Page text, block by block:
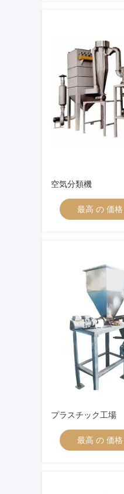
空気分類機
最高 の 価
プラスチック工場
最高 の 価